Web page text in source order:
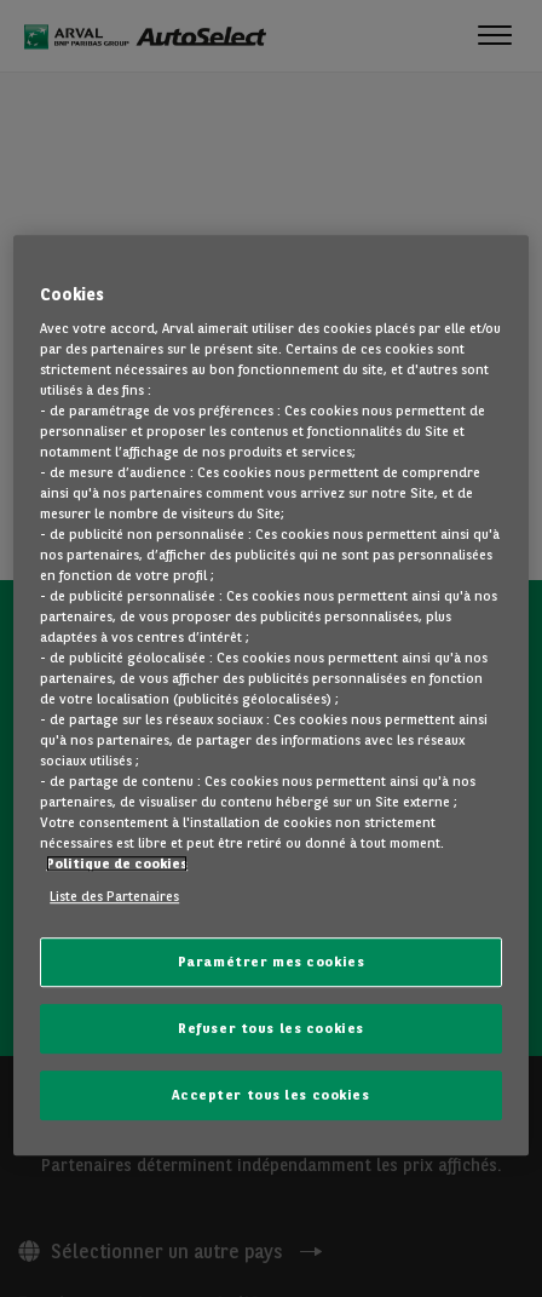
La page que vous recherchez semble introuvable. Dirigez-vous à
nouveau vers la page d'accueil en cliquant ici.
REVENIR À NOTRE PAGE D’ACCUEIL
VOIR TOUS NOS VÉHICULES
CONTACTEZ-NOUS MAINTENANT !
Une question ?
Nous sommes là pour vous.
Vous souhaitez une précision sur un modèle qui vous plait
? Vous hésitez entre deux voitures d'occasion ?
Contactez-nous ! Nous répondrons à vos questions et vous
Les véhicules présentés ci-dessus sont proposés par Arval
Partenaires déterminent indépendamment les prix affichés.
Sélectionner un autre pays
Cookies
Avec votre accord, Arval aimerait utiliser des cookies placés par elle et/ou
par des partenaires sur le présent site. Certains de ces cookies sont
strictement nécessaires au bon fonctionnement du site, et d'autres sont
utilisés à des fins :
- de paramétrage de vos préférences : Ces cookies nous permettent de
personnaliser et proposer les contenus et fonctionnalités du Site et
notamment l’affichage de nos produits et services;
- de mesure d’audience : Ces cookies nous permettent de comprendre
ainsi qu'à nos partenaires comment vous arrivez sur notre Site, et de
mesurer le nombre de visiteurs du Site;
- de publicité non personnalisée : Ces cookies nous permettent ainsi qu'à
nos partenaires, d’afficher des publicités qui ne sont pas personnalisées
en fonction de votre profil ;
- de publicité personnalisée : Ces cookies nous permettent ainsi qu'à nos
partenaires, de vous proposer des publicités personnalisées, plus
adaptées à vos centres d’intérêt ;
- de publicité géolocalisée : Ces cookies nous permettent ainsi qu'à nos
partenaires, de vous afficher des publicités personnalisées en fonction
de votre localisation (publicités géolocalisées) ;
- de partage sur les réseaux sociaux : Ces cookies nous permettent ainsi
qu'à nos partenaires, de partager des informations avec les réseaux
sociaux utilisés ;
- de partage de contenu : Ces cookies nous permettent ainsi qu'à nos
partenaires, de visualiser du contenu hébergé sur un Site externe ;
Votre consentement à l'installation de cookies non strictement
nécessaires est libre et peut être retiré ou donné à tout moment.
Politique de cookies
Liste des Partenaires
Paramétrer mes cookies
Refuser tous les cookies
Accepter tous les cookies